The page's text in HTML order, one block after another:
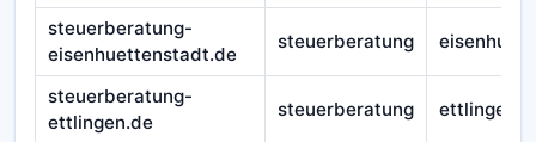
steuerberatung-
eisenhuettenstadt.de
steuerberatung
steuerberatung-
ettlingen.de
steuerberatung ettlingen